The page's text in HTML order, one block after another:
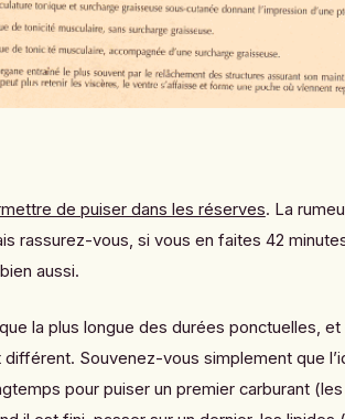
de puiser dans les réserves. La
rassurez-vous, si vous en faites 42
aussi.
la plus longue des durées ponctuelles,
différent. Souvenez-vous simplement que
pour puiser un premier carburant